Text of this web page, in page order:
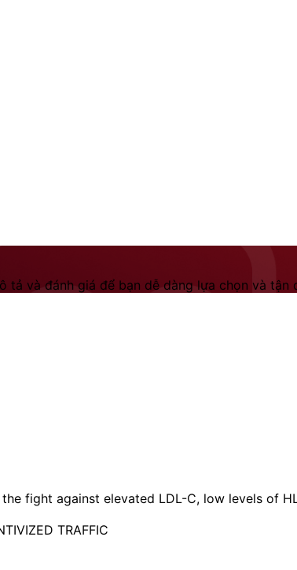
và đánh giá để bạn dễ dàng lựa chọn và tận
fight against elevated LDL-C, low levels of
TRAFFIC